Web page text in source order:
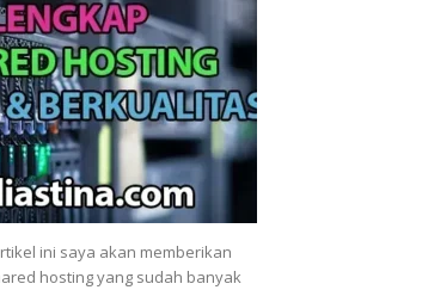
ini saya akan memberikan
hosting yang sudah banyak